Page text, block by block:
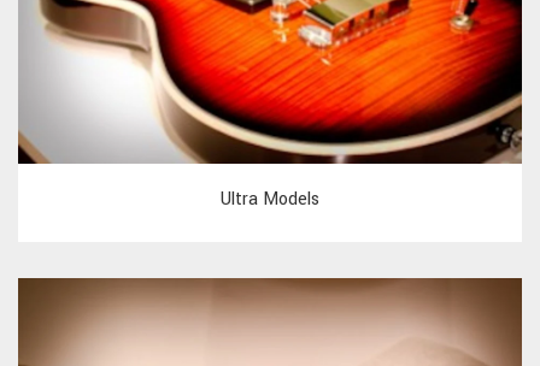
Ultra Models